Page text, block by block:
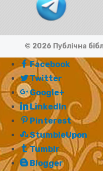
© 2026 Публічна
Facebook
Twitter
Google+
LinkedIn
Pinterest
StumbleUpon
Tumblr
Blogger